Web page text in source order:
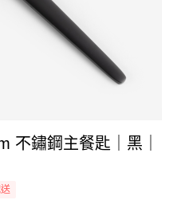
不鏽鋼主餐匙｜黑｜